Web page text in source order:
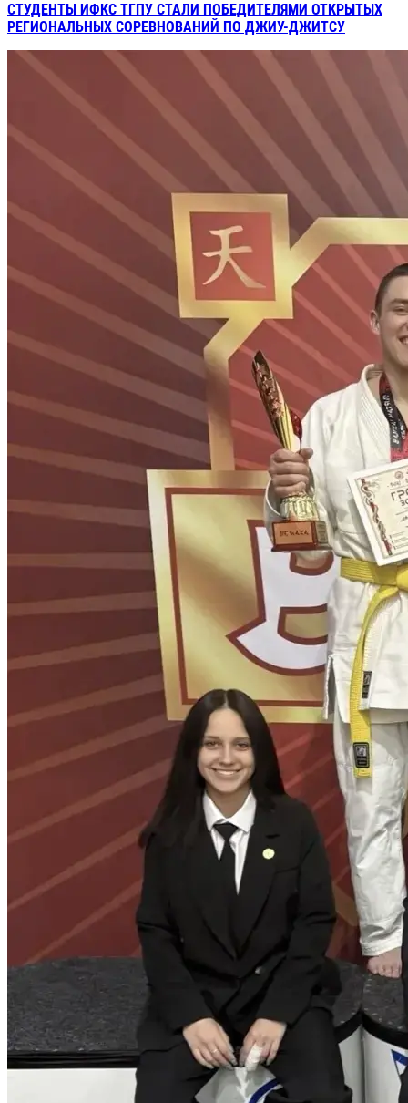
СТУДЕНТЫ ИФКС ТГПУ СТАЛИ ПОБЕДИТЕЛЯМИ ОТКРЫТЫХ
РЕГИОНАЛЬНЫХ СОРЕВНОВАНИЙ ПО ДЖИУ-ДЖИТСУ